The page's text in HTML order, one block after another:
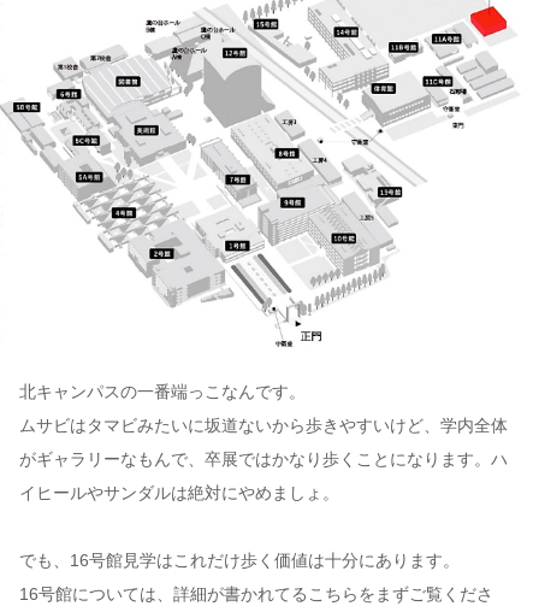
北キャンパスの一番端っこなんです。
ムサビはタマビみたいに坂道ないから歩きやすいけど、学内全体
がギャラリーなもんで、卒展ではかなり歩くことになります。ハ
イヒールやサンダルは絶対にやめましょ。
でも、16号館見学はこれだけ歩く価値は十分にあります。
16号館については、詳細が書かれてるこちらをまずご覧くださ